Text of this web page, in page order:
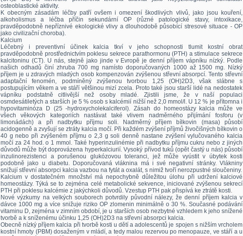
osteoblastické aktivity.
K obecným zásadám léčby patří ovšem i omezení škodlivých vlivů, jako jsou kouření,
alkoholismus a léčba příčin sekundární OP (různé patologické stavy, intoxikace,
pravděpodobně nepříznivé ekologické vlivy a dlouhodobě působící stresové situace - OP
jako civilizační choroba).
Kalcium
Léčebný i preventivní účinek kalcia tkví v jeho schopnosti tlumit kostní obrat
pravděpodobně prostřednictvím poklesu sekrece parathormonu (PTH) a stimulace sekrece
kalcitoninu (CT). U nás, stejně jako jinde v Evropě je denní příjem vápníku nízký. Podle
našich odhadů činí zhruba 700 mg namísto doporučovaných 1000 až 1500 mg. Nízký
příjem je u zdravých mladých osob kompenzován zvýšenou střevní absorpcí. Tento střevní
adaptační fenomén, podmíněný zvýšenou tvorbou 1,25 (OH)2D3, však slábne s
postupujícím věkem a ve stáří většinou mizí zcela. Proto také jsou starší lidé na nedostatek
vápníku podstatně citlivější než osoby mladé. Zjistili jsme, že v naší populaci
osmdesátiletých a starších je 5 % osob s kalcémií nižší než 2,0 mmol/l. U 12 % je přítomna i
hypovitaminóza D (25 -hydroxycholekalciferol). Zásah do homeostázy kalcia může ve
všech věkových kategoriích nastávat také vlivem nadměrného přijímání fosforu (v
limonádách) a při nadbytku příjmu soli. Nadměrný příjem bílkovin (masa) působí
acidogenně a zvyšují se ztráty kalcia močí. Při každém zvýšení příjmů živočišných bílkovin o
40 g nebo při zvýšeném příjmu o 2,3 g soli denně nastane zvýšení vylučovaného kalcia
močí za 24 hod. o 1 mmol. Také hyperinzulinémie při nadbytku příjmu cukru nebo z jiných
důvodů může být doprovázena hyperkalciurií. Vysoký přívod tuků (opět častý u nás) působí
inzulinorezistenci a porušenou glukózovou toleranci, jež může vyústit v úbytek kosti
podobně jako u diabetu. Doporučovaná vláknina má i své negativní stránky. Vlákniny
snižují střevní absorpci kalcia vazbou na fytát a oxalát, s nimiž tvoří nerozpustné sloučeniny.
Kalcium v dostatečném množství má nepochybně důležitou úlohu při udržení kalciové
homeostázy. Týká se to zejména celé metabolické sekvence, iniciované zvýšenou sekrecí
PTH při poklesu kalcémie z jakýchkoli důvodů. Vzestup PTH pak přispívá ke ztrátě kosti.
Nové výzkumy na velkých souborech potvrdily původní nálezy, že denní příjem kalcia v
dávce 1000 mg a více snižuje riziko OP zlomenin minimálně o 30 %. Současné podávání
vitaminu D, zejména v zimním období, je u starších osob nezbytné vzhledem k jeho snížené
tvorbě a k sníženému účinku 1,25 (OH)2D3 na střevní absorpci kalcia.
Obecně nízký příjem kalcia při tvorbě kosti u dětí a adolescentů je spojen s nižším vrcholem
kostní hmoty (PBM) dosaženým v mládí, a tedy malou rezervou po menopauze, ve stáří a u